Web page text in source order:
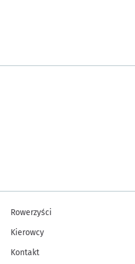
Rowerzyści
Kierowcy
Kontakt